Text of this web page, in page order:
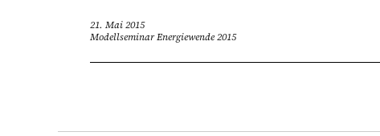
21. Mai 2015
Modellseminar Energiewende 2015